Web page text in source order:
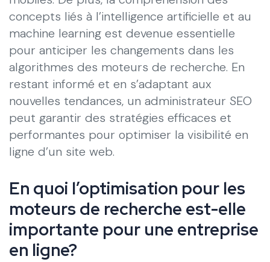
concepts liés à l’intelligence artificielle et au
machine learning est devenue essentielle
pour anticiper les changements dans les
algorithmes des moteurs de recherche. En
restant informé et en s’adaptant aux
nouvelles tendances, un administrateur SEO
peut garantir des stratégies efficaces et
performantes pour optimiser la visibilité en
ligne d’un site web.
En quoi l’optimisation pour les
moteurs de recherche est-elle
importante pour une entreprise
en ligne?